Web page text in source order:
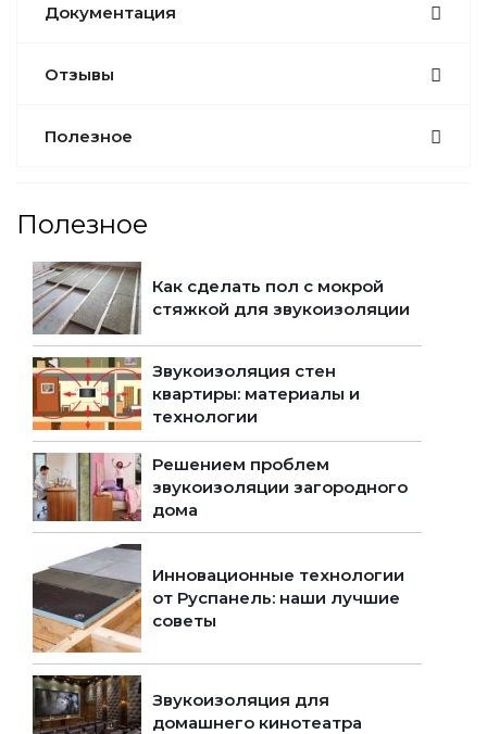
Документация
Отзывы
Полезное
Полезное
Как сделать пол с мокрой
стяжкой для звукоизоляции
Звукоизоляция стен
квартиры: материалы и
технологии
Решением проблем
звукоизоляции загородного
дома
Инновационные технологии
от Руспанель: наши лучшие
советы
Звукоизоляция для
домашнего кинотеатра